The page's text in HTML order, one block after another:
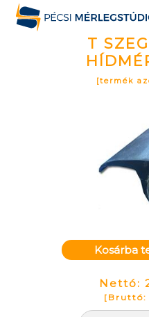
T
[termék
Kosárba
Nettó:
[Bruttó: